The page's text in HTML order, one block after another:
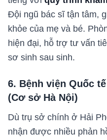
Đội ngũ bác sĩ tận tâm,
khỏe của mẹ và bé.
hiện đại, hỗ trợ tư vấn
sơ sinh sau sinh.
6. Bệnh viện Quốc
(Cơ sở Hà Nội)
Dù trụ sở chính ở Hải
nhận được nhiều phản